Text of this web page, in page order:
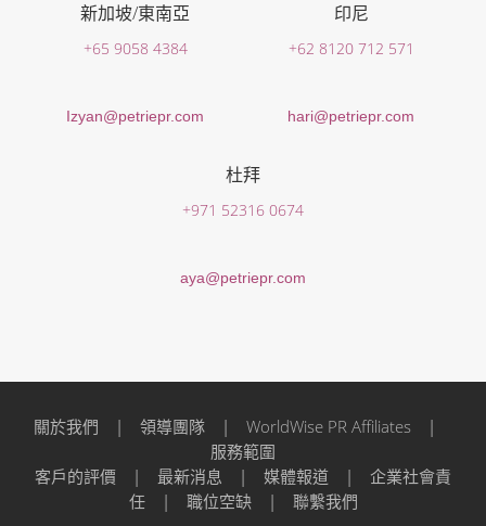
新加坡/東南亞
+65 9058 4384
Izyan@petriepr.com
印尼
+62 8120 712 571
hari@petriepr.com
杜拜
+971 52316 0674
aya@petriepr.com
關於我們 | 領導團隊 | WorldWise PR Affiliates |
服務範圍
客戶的評價 | 最新消息 | 媒體報道 | 企業社會責
任| 職位空缺| 聯繫我們